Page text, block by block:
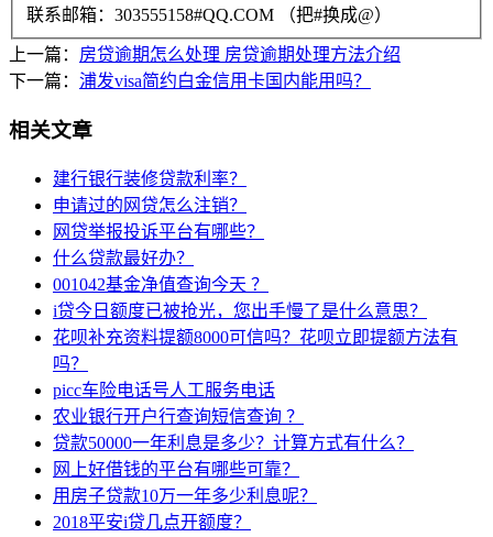
联系邮箱：303555158#QQ.COM （把#换成@）
上一篇： 房贷逾期怎么处理 房贷逾期处理方法介绍
下一篇： 浦发visa简约白金信用卡国内能用吗？
相关文章
建行银行装修贷款利率？
申请过的网贷怎么注销？
网贷举报投诉平台有哪些？
什么贷款最好办？
001042基金净值查询今天 ？
i贷今日额度已被抢光，您出手慢了是什么意思？
花呗补充资料提额8000可信吗？花呗立即提额方法有
吗？
picc车险电话号人工服务电话
农业银行开户行查询短信查询 ？
贷款50000一年利息是多少？计算方式有什么？
网上好借钱的平台有哪些可靠？
用房子贷款10万一年多少利息呢？
2018平安i贷几点开额度？